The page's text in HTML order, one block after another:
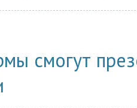
смогут